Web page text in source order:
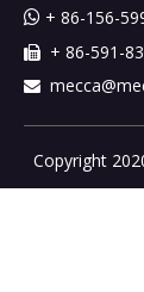
 + 86-156-
 + 86-591-

Copyright